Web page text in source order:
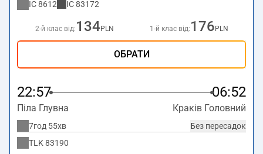
IC8612 IC83172
2-й клас від: 134 PLN 1-й клас від: 176 PLN
ОБРАТИ
22:57 06:52
Піла Глувна Краків Головний
Без пересадок
7год 55хв
TLK 83190